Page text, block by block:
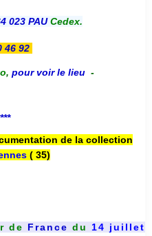
023 PAUCedex.
46 92
, pour voir le lieu -
de la collection
( 35)
de France du 14 juillet